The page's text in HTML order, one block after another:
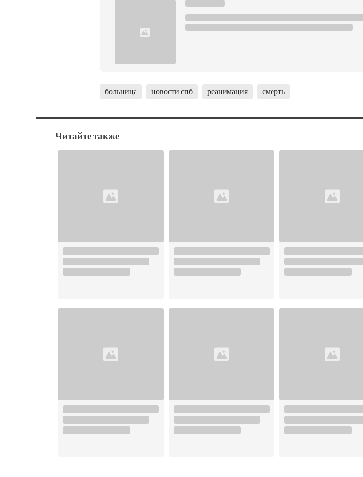
больница новости спб реанимация смерть
Читайте также